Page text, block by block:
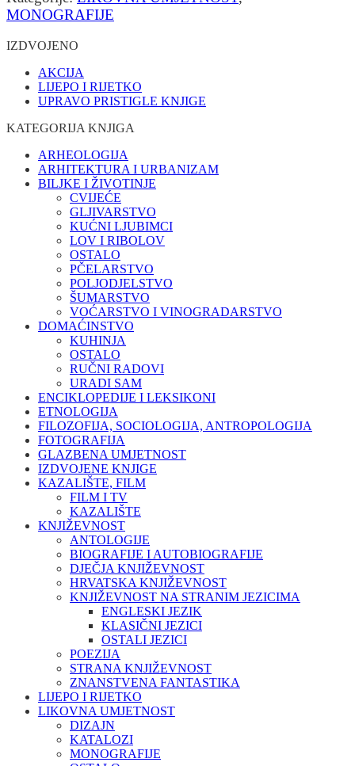
MONOGRAFIJE
IZDVOJENO
AKCIJA
LIJEPO I RIJETKO
UPRAVO PRISTIGLE KNJIGE
KATEGORIJA KNJIGA
ARHEOLOGIJA
ARHITEKTURA I URBANIZAM
BILJKE I ŽIVOTINJE
CVIJEĆE
GLJIVARSTVO
KUĆNI LJUBIMCI
LOV I RIBOLOV
OSTALO
PČELARSTVO
POLJODJELSTVO
ŠUMARSTVO
VOĆARSTVO I VINOGRADARSTVO
DOMAĆINSTVO
KUHINJA
OSTALO
RUČNI RADOVI
URADI SAM
ENCIKLOPEDIJE I LEKSIKONI
ETNOLOGIJA
FILOZOFIJA, SOCIOLOGIJA, ANTROPOLOGIJA
FOTOGRAFIJA
GLAZBENA UMJETNOST
IZDVOJENE KNJIGE
KAZALIŠTE, FILM
FILM I TV
KAZALIŠTE
KNJIŽEVNOST
ANTOLOGIJE
BIOGRAFIJE I AUTOBIOGRAFIJE
DJEČJA KNJIŽEVNOST
HRVATSKA KNJIŽEVNOST
KNJIŽEVNOST NA STRANIM JEZICIMA
ENGLESKI JEZIK
KLASIČNI JEZICI
OSTALI JEZICI
POEZIJA
STRANA KNJIŽEVNOST
ZNANSTVENA FANTASTIKA
LIJEPO I RIJETKO
LIKOVNA UMJETNOST
DIZAJN
KATALOZI
MONOGRAFIJE